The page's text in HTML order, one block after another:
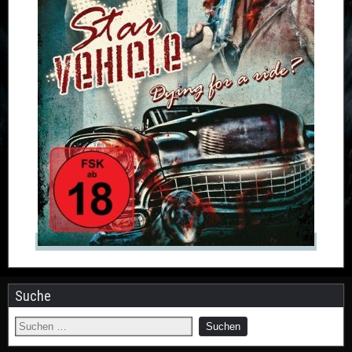
Suche